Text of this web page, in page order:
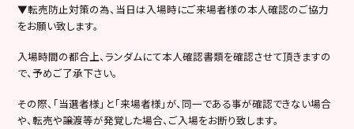
▼転売防止対策の為、当日は入場時にご来場者様の本人確認のご協力
をお願い致します。
入場時間の都合上、ランダムにて本人確認書類を確認させて頂きますの
で、予めご了承下さい。
その際、「当選者様」と「来場者様」が、同一である事が確認できない場合
や、転売や譲渡等が発覚した場合、ご入場をお断り致します。